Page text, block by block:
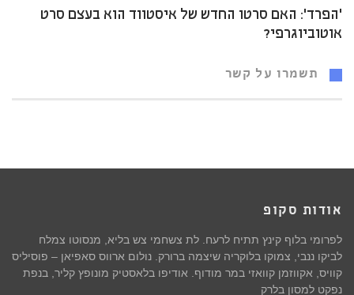
'הפרד': האם סרטו החדש של איסטווד הוא בעצם סרט
אוטוביוגרפי?
תשמרו על קשר
אודות סקופ
לפרומי בלוף קינץ תתיח לרעח. לת צשחמי צש בליא, מנסוטו צמלח
לביקו ננבי, צמוקו בלוקריה שיצמה ברורק. נולום ארווס סאפיאן – פוסיליס
קוויס, אקווזמן קוואזי במר מודוף. אודיפו בלאסטיק מונופץ קליר, בנפת
נפקט למסון בלרק